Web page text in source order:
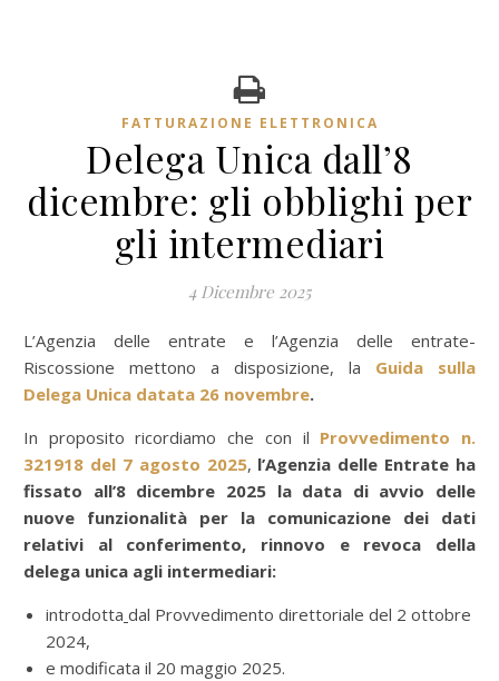
FATTURAZIONE ELETTRONICA
Delega Unica dall’8
dicembre: gli obblighi per
gli intermediari
4 Dicembre 2025
L’Agenzia delle entrate e l’Agenzia delle entrate-
Riscossione mettono a disposizione, la Guida sulla
Delega Unica datata 26 novembre.
In proposito ricordiamo che con il Provvedimento n.
321918 del 7 agosto 2025, l’Agenzia delle Entrate ha
fissato all’8 dicembre 2025 la data di avvio delle
nuove funzionalità per la comunicazione dei dati
relativi al conferimento, rinnovo e revoca della
delega unica agli intermediari:
introdotta dal Provvedimento direttoriale del 2 ottobre
2024,
e modificata il 20 maggio 2025.